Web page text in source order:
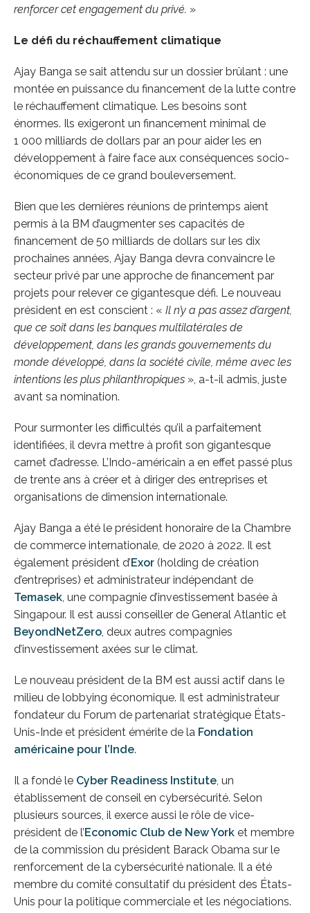
renforcer cet engagement du privé. »
Le défi du réchauffement climatique
Ajay Banga se sait attendu sur un dossier brûlant : une
montée en puissance du financement de la lutte contre
le réchauffement climatique. Les besoins sont
énormes. Ils exigeront un financement minimal de
1 000 milliards de dollars par an pour aider les en
développement à faire face aux conséquences socio-
économiques de ce grand bouleversement.
Bien que les dernières réunions de printemps aient
permis à la BM d’augmenter ses capacités de
financement de 50 milliards de dollars sur les dix
prochaines années, Ajay Banga devra convaincre le
secteur privé par une approche de financement par
projets pour relever ce gigantesque défi. Le nouveau
président en est conscient : « Il n’y a pas assez d’argent,
que ce soit dans les banques multilatérales de
développement, dans les grands gouvernements du
monde développé, dans la société civile, même avec les
intentions les plus philanthropiques », a-t-il admis, juste
avant sa nomination.
Pour surmonter les difficultés qu’il a parfaitement
identifiées, il devra mettre à profit son gigantesque
carnet d’adresse. L’Indo-américain a en effet passé plus
de trente ans à créer et à diriger des entreprises et
organisations de dimension internationale.
Ajay Banga a été le président honoraire de la Chambre
de commerce internationale, de 2020 à 2022. Il est
également président d’Exor (holding de création
d’entreprises) et administrateur indépendant de
Temasek , une compagnie d’investissement basée à
Singapour. Il est aussi conseiller de General Atlantic et
BeyondNetZero , deux autres compagnies
d’investissement axées sur le climat.
Le nouveau président de la BM est aussi actif dans le
milieu de lobbying économique. Il est administrateur
fondateur du Forum de partenariat stratégique États-
Unis-Inde et président émérite de la Fondation
américaine pour l’Inde.
Il a fondé le Cyber Readiness Institute , un
établissement de conseil en cybersécurité. Selon
plusieurs sources, il exerce aussi le rôle de vice-
président de l’Economic Club de New York et membre
de la commission du président Barack Obama sur le
renforcement de la cybersécurité nationale. Il a été
membre du comité consultatif du président des États-
Unis pour la politique commerciale et les négociations.